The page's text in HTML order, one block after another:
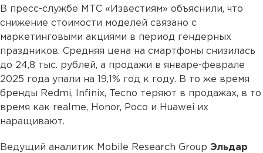
В пресс-службе МТС «Известиям» объяснили, что
снижение стоимости моделей связано с
маркетинговыми акциями в период гендерных
праздников. Средняя цена на смартфоны снизилась
до 24,8 тыс. рублей, а продажи в январе-феврале
2025 года упали на 19,1% год к году. В то же время
бренды Redmi, Infinix, Tecno теряют в продажах, в то
время как realme, Honor, Poco и Huawei их
наращивают.
Ведущий аналитик Mobile Research Group Эльдар